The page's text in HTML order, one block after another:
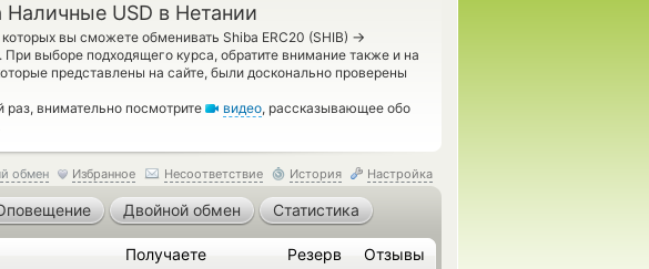
USD в Нетании
вы сможете обменивать Shiba ERC20 (SHIB) →
выборе подходящего курса, обратите внимание также и на
представлены на сайте, были досконально проверены
внимательно посмотрите
видео, рассказывающее обо
обмен Избранное Несоответствие История Настройка
Двойной обмен Статистика
Получаете Резерв Отзывы